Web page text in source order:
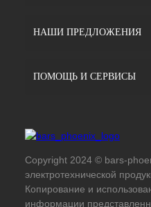
НАШИ ПРЕДЛОЖЕНИЯ
ПОМОЩЬ И СЕРВИСЫ
Copyright 2024 © bars-
электротехнической
Копирование и
информации